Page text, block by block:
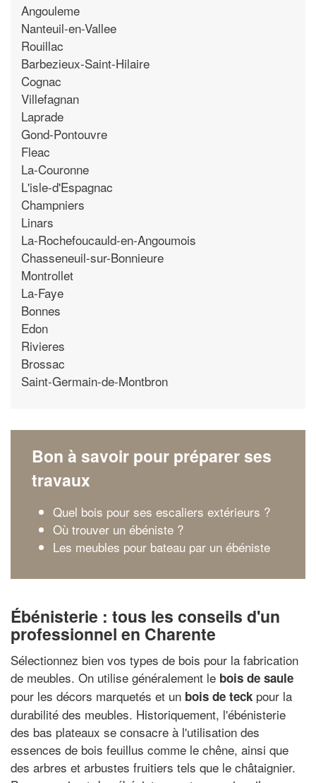
Angouleme
Nanteuil-en-Vallee
Rouillac
Barbezieux-Saint-Hilaire
Cognac
Villefagnan
Laprade
Gond-Pontouvre
Fleac
La-Couronne
L'isle-d'Espagnac
Champniers
Linars
La-Rochefoucauld-en-Angoumois
Chasseneuil-sur-Bonnieure
Montrollet
La-Faye
Bonnes
Edon
Rivieres
Brossac
Saint-Germain-de-Montbron
Bon à savoir pour préparer ses
travaux
Quel bois pour ses escaliers extérieurs ?
Où trouver un ébéniste ?
Les meubles pour bateau par un ébéniste
Ébénisterie : tous les conseils d'un
professionnel en Charente
Sélectionnez bien vos types de bois pour la fabrication
de meubles. On utilise généralement le bois de saule
pour les décors marquetés et un bois de teck pour la
durabilité des meubles. Historiquement, l'ébénisterie
des bas plateaux se consacre à l'utilisation des
essences de bois feuillus comme le chêne, ainsi que
des arbres et arbustes fruitiers tels que le châtaignier.